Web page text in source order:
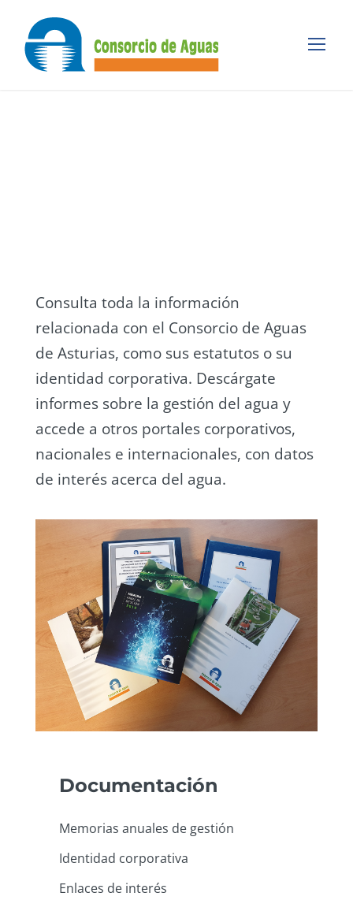
Consulta toda la información
relacionada con el Consorcio de Aguas
de Asturias, como sus estatutos o su
identidad corporativa. Descárgate
informes sobre la gestión del agua y
accede a otros portales corporativos,
nacionales e internacionales, con datos
de interés acerca del agua.
Documentación
Memorias anuales de gestión
Identidad corporativa
Enlaces de interés